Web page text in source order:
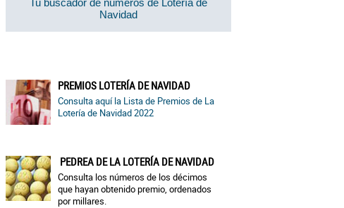
Tu buscador de números de Lotería de
Navidad
PREMIOS LOTERÍA DE NAVIDAD
Consulta aquí la Lista de Premios de La
Lotería de Navidad 2022
PEDREA DE LA LOTERÍA DE NAVIDAD
Consulta los números de los décimos
que hayan obtenido premio, ordenados
por millares.